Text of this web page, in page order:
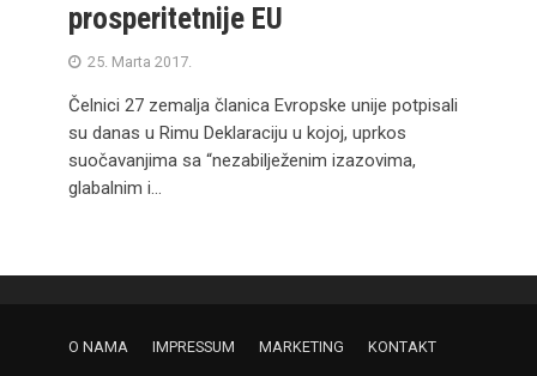
prosperitetnije EU
25. Marta 2017.
Čelnici 27 zemalja članica Evropske unije potpisali
su danas u Rimu Deklaraciju u kojoj, uprkos
suočavanjima sa “nezabilježenim izazovima,
glabalnim i...
O NAMA IMPRESSUM MARKETING KONTAKT